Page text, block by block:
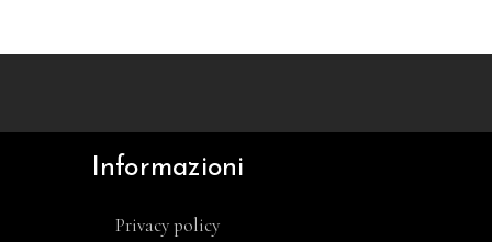
Informazioni
Privacy policy